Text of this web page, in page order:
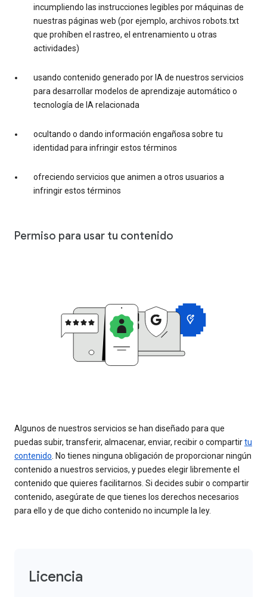
incumpliendo las instrucciones legibles por máquinas de
nuestras páginas web (por ejemplo, archivos robots.txt
que prohíben el rastreo, el entrenamiento u otras
actividades)
usando contenido generado por IA de nuestros servicios
para desarrollar modelos de aprendizaje automático o
tecnología de IA relacionada
ocultando o dando información engañosa sobre tu
identidad para infringir estos términos
ofreciendo servicios que animen a otros usuarios a
infringir estos términos
Permiso para usar tu contenido
Algunos de nuestros servicios se han diseñado para que
puedas subir, transferir, almacenar, enviar, recibir o compartirtu
contenido. No tienes ninguna obligación de proporcionar ningún
contenido a nuestros servicios, y puedes elegir libremente el
contenido que quieres facilitarnos. Si decides subir o compartir
contenido, asegúrate de que tienes los derechos necesarios
para ello y de que dicho contenido no incumple la ley.
Licencia